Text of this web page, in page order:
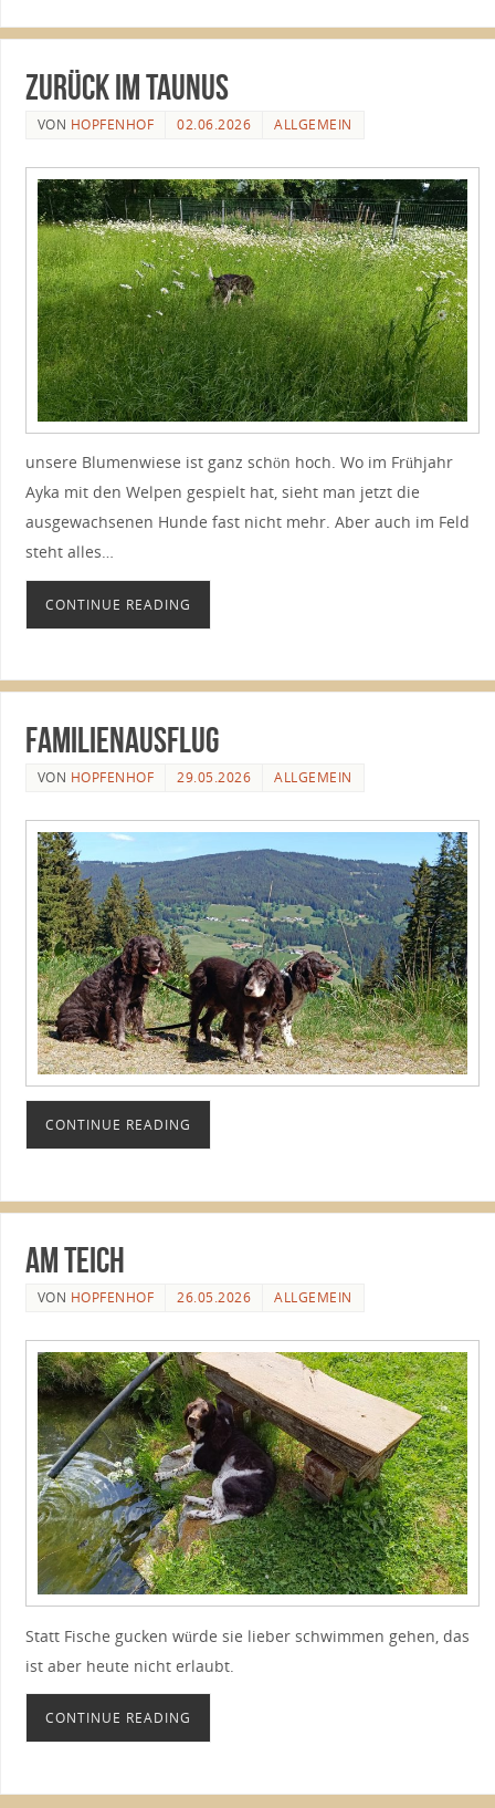
zurück im Taunus
VON HOPFENHOF 02.06.2026 ALLGEMEIN
unsere Blumenwiese ist ganz schön hoch. Wo im Frühjahr
Ayka mit den Welpen gespielt hat, sieht man jetzt die
ausgewachsenen Hunde fast nicht mehr. Aber auch im Feld
steht alles…
CONTINUE READING
Familienausflug
VON HOPFENHOF 29.05.2026 ALLGEMEIN
CONTINUE READING
am Teich
VON HOPFENHOF 26.05.2026 ALLGEMEIN
Statt Fische gucken würde sie lieber schwimmen gehen, das
ist aber heute nicht erlaubt.
CONTINUE READING